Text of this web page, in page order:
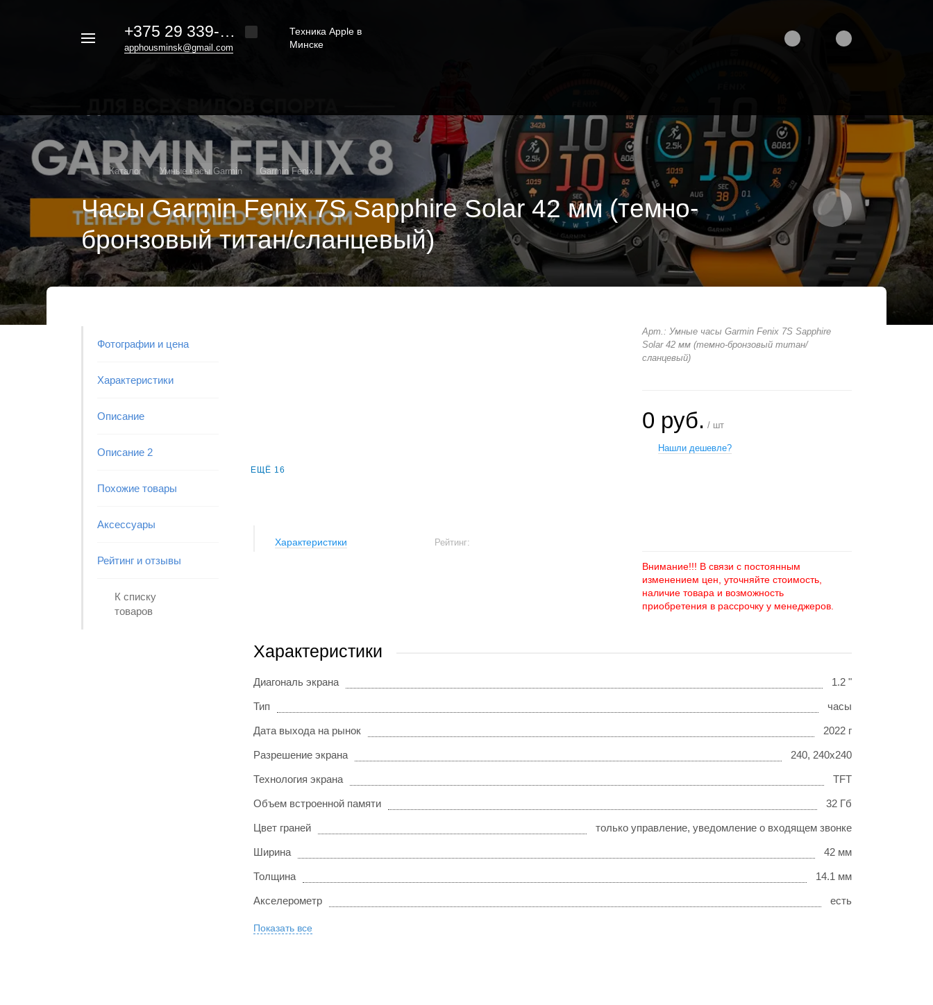
+375 29 339-20-30
apphousminsk@gmail.com
Техника Apple в
Минске
Каталог Умные часы Garmin Garmin Fenix
Часы Garmin Fenix 7S Sapphire Solar 42 мм (темно-
бронзовый титан/сланцевый)
Фотографии и цена
Характеристики
Описание
Описание 2
Похожие товары
Аксессуары
Рейтинг и отзывы
К списку
товаров
ЕЩЁ 16
Характеристики Рейтинг:
Арт.: Умные часы Garmin Fenix 7S Sapphire
Solar 42 мм (темно-бронзовый титан/
сланцевый)
0 руб. / шт
Нашли дешевле?
Внимание!!! В связи с постоянным
изменением цен, уточняйте стоимость,
наличие товара и возможность
приобретения в рассрочку у менеджеров.
Характеристики
Диагональ экрана 1.2 "
Тип часы
Дата выхода на рынок 2022 г
Разрешение экрана 240, 240x240
Технология экрана TFT
Объем встроенной памяти 32 Гб
Цвет граней только управление, уведомление о входящем звонке
Ширина 42 мм
Толщина 14.1 мм
Акселерометр есть
Показать все